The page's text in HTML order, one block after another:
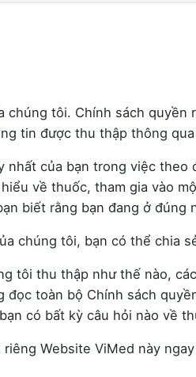
chúng tôi. Chính sách
tin được thu thập thông
của bạn trong việc
về thuốc, tham gia vào
biết rằng bạn đang ở đúng
chúng tôi, bạn có thể chia
tôi thu thập như thế nào,
toàn bộ Chính sách
có bất kỳ câu hỏi nào về
Website ViMed này